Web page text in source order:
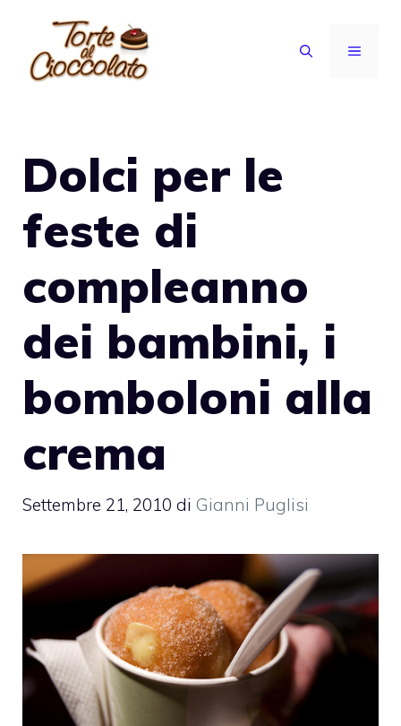
contenuto
MENU
Dolci per le
feste di
compleanno
dei bambini, i
bomboloni alla
crema
Settembre 21, 2010 di Gianni Puglisi